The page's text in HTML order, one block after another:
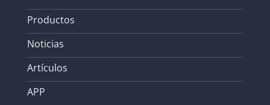
Productos
Noticias
Artículos
APP